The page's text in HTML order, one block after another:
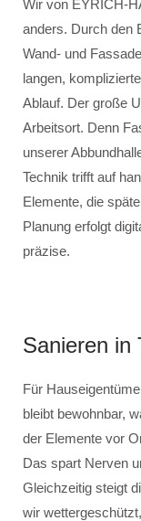
Wir von EYRICH-
anders. Durch den
Wand- und
langen,
Ablauf. Der große
Arbeitsort. Denn
unserer
Technik trifft auf
Elemente, die
Planung erfolgt
präzise.
Sanieren in
Für
bleibt bewohnbar,
der Elemente vor
Das spart Nerven
Gleichzeitig steigt
wir